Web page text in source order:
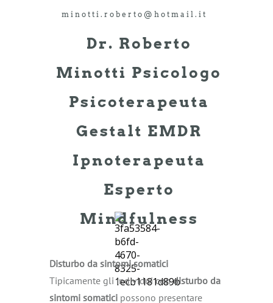
Dr. Roberto
Minotti Psicologo
Psicoterapeuta
Gestalt EMDR
Ipnoterapeuta
Esperto
Mindfulness
minotti.roberto@hotmail.it
Disturbo da sintomi somatici
Tipicamente gli individui condisturbo da
sintomi somatici possono presentare